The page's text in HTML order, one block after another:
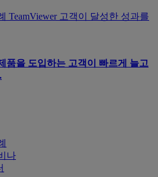
TeamViewer 고객이 달성한 성과를
품을 도입하는 고객이 빠르게 늘고
나